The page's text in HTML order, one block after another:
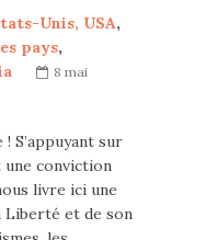
Unis, USA,
pays,
8 mai
S’appuyant sur
une conviction
livre ici une
Liberté et de son